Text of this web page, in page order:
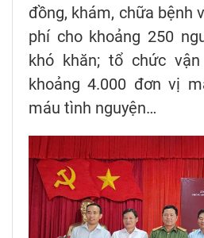
đồng, khám, chữa bệnh
phí cho khoảng 250
khó khăn; tổ chức
khoảng 4.000 đơn vị
máu tình nguyện…